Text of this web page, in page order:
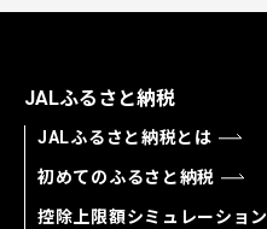
JALふるさと納税
JALふるさと納税とは
初めてのふるさと納税
控除上限額シミュレーション